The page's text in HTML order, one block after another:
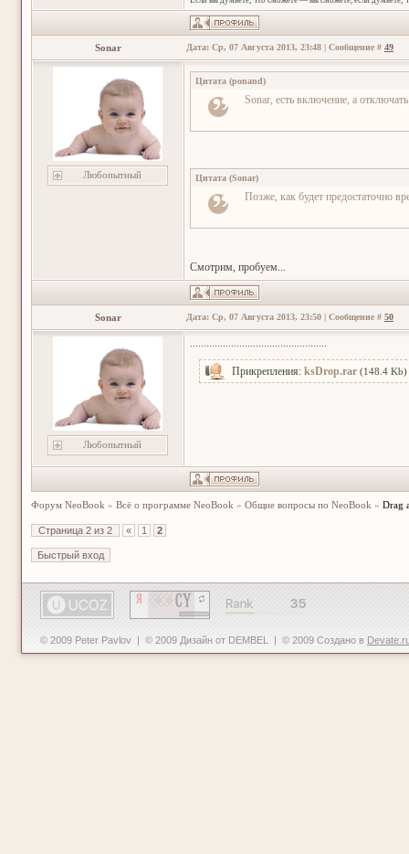
Sonar Дата: Ср, 07 Августа 2013, 23:48 | Сообщение # 49
Любопытный
Цитата (ponand)
Sonar, есть включение, а
Цитата (Sonar)
Позже, как будет предостаточно
Смотрим, пробуем...
Sonar Дата: Ср, 07 Августа 2013, 23:50 | Сообщение # 50
Любопытный
..................................................
Прикрепления: ksDrop.rar (148.4 Kb)
Форум NeoBook » Всё о программе NeoBook » Общие вопросы по NeoBook » Drag
Страница 2 из 2 « 1 2
© 2009 Peter Pavlov | © 2009 Дизайн от DEMBEL | © 2009 Создано в